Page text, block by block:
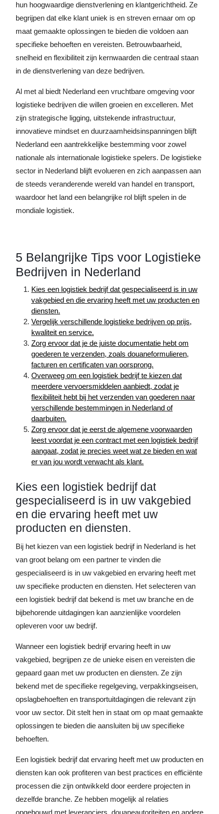
hun hoogwaardige dienstverlening en klantgerichtheid. Ze
begrijpen dat elke klant uniek is en streven ernaar om op
maat gemaakte oplossingen te bieden die voldoen aan
specifieke behoeften en vereisten. Betrouwbaarheid,
snelheid en flexibiliteit zijn kernwaarden die centraal staan
in de dienstverlening van deze bedrijven.
Al met al biedt Nederland een vruchtbare omgeving voor
logistieke bedrijven die willen groeien en excelleren. Met
zijn strategische ligging, uitstekende infrastructuur,
innovatieve mindset en duurzaamheidsinspanningen blijft
Nederland een aantrekkelijke bestemming voor zowel
nationale als internationale logistieke spelers. De logistieke
sector in Nederland blijft evolueren en zich aanpassen aan
de steeds veranderende wereld van handel en transport,
waardoor het land een belangrijke rol blijft spelen in de
mondiale logistiek.
5 Belangrijke Tips voor Logistieke
Bedrijven in Nederland
Kies een logistiek bedrijf dat gespecialiseerd is in uw
vakgebied en die ervaring heeft met uw producten en
diensten.
Vergelijk verschillende logistieke bedrijven op prijs,
kwaliteit en service.
Zorg ervoor dat je de juiste documentatie hebt om
goederen te verzenden, zoals douaneformulieren,
facturen en certificaten van oorsprong.
Overweeg om een ​​logistiek bedrijf te kiezen dat
meerdere vervoersmiddelen aanbiedt, zodat je
flexibiliteit hebt bij het verzenden van goederen naar
verschillende bestemmingen in Nederland of
daarbuiten.
Zorg ervoor dat je eerst de algemene voorwaarden
leest voordat je een contract met een logistiek bedrijf
aangaat, zodat je precies weet wat ze bieden en wat
er van jou wordt verwacht als klant.
Kies een logistiek bedrijf dat
gespecialiseerd is in uw vakgebied
en die ervaring heeft met uw
producten en diensten.
Bij het kiezen van een logistiek bedrijf in Nederland is het
van groot belang om een partner te vinden die
gespecialiseerd is in uw vakgebied en ervaring heeft met
uw specifieke producten en diensten. Het selecteren van
een logistiek bedrijf dat bekend is met uw branche en de
bijbehorende uitdagingen kan aanzienlijke voordelen
opleveren voor uw bedrijf.
Wanneer een logistiek bedrijf ervaring heeft in uw
vakgebied, begrijpen ze de unieke eisen en vereisten die
gepaard gaan met uw producten en diensten. Ze zijn
bekend met de specifieke regelgeving, verpakkingseisen,
opslagbehoeften en transportuitdagingen die relevant zijn
voor uw sector. Dit stelt hen in staat om op maat gemaakte
oplossingen te bieden die aansluiten bij uw specifieke
behoeften.
Een logistiek bedrijf dat ervaring heeft met uw producten en
diensten kan ook profiteren van best practices en efficiënte
processen die zijn ontwikkeld door eerdere projecten in
dezelfde branche. Ze hebben mogelijk al relaties
opgebouwd met leveranciers, douaneautoriteiten en andere